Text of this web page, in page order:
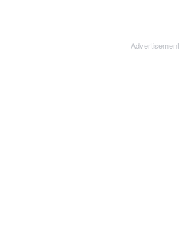
Advertisement